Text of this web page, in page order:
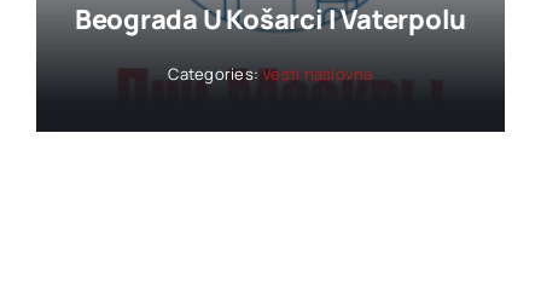
Beograda U Košarci I Vaterpolu
Categories:Vesti naslovna